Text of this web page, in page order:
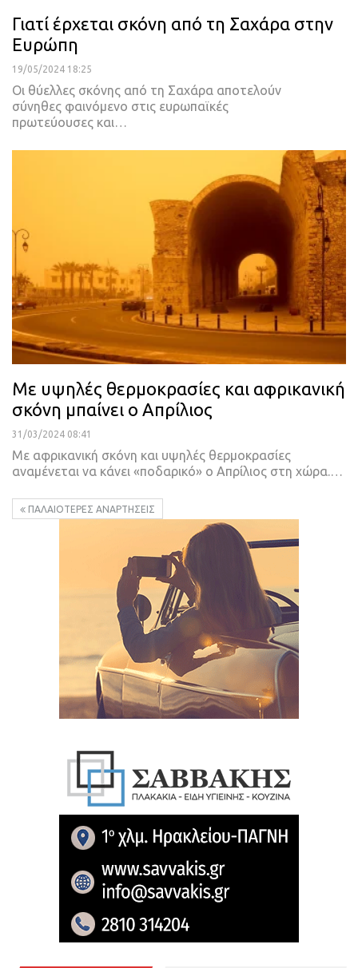
Γιατί έρχεται σκόνη από τη Σαχάρα στην
Ευρώπη
19/05/2024 18:25
Οι θύελλες σκόνης από τη Σαχάρα αποτελούν
σύνηθες φαινόμενο στις ευρωπαϊκές
πρωτεύουσες και…
Mε υψηλές θερμοκρασίες και αφρικανική
σκόνη μπαίνει ο Απρίλιος
31/03/2024 08:41
Με αφρικανική σκόνη και υψηλές θερμοκρασίες
αναμένεται να κάνει «ποδαρικό» ο Απρίλιος στη χώρα.…
ΠΑΛΑΙΌΤΕΡΕΣ ΑΝΑΡΤΉΣΕΙΣ